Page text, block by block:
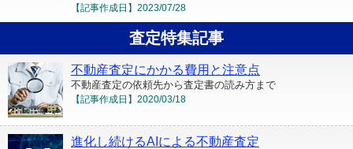
【記事作成日】 2023/07/28
査定特集記事
不動産査定にかかる費用と注意点
不動産査定の依頼先から査定書の読み方まで
【記事作成日】 2020/03/18
進化し続けるAIによる不動産査定